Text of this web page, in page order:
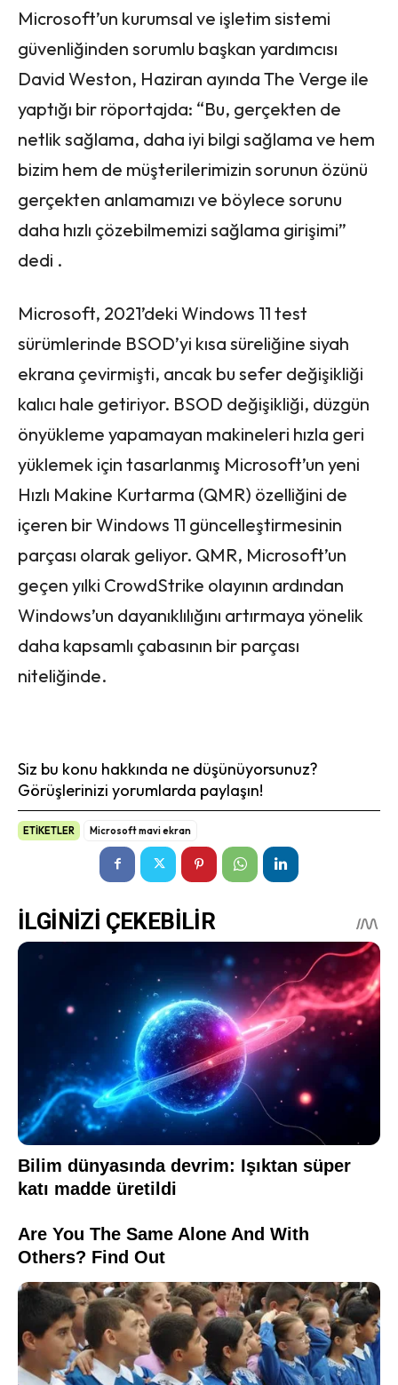
Microsoft’un kurumsal ve işletim sistemi
güvenliğinden sorumlu başkan yardımcısı
David Weston, Haziran ayında The Verge ile
yaptığı bir röportajda: “Bu, gerçekten de
netlik sağlama, daha iyi bilgi sağlama ve hem
bizim hem de müşterilerimizin sorunun özünü
gerçekten anlamamızı ve böylece sorunu
daha hızlı çözebilmemizi sağlama girişimi”
dedi .
Microsoft, 2021’deki Windows 11 test
sürümlerinde BSOD’yi kısa süreliğine siyah
ekrana çevirmişti, ancak bu sefer değişikliği
kalıcı hale getiriyor. BSOD değişikliği, düzgün
önyükleme yapamayan makineleri hızla geri
yüklemek için tasarlanmış Microsoft’un yeni
Hızlı Makine Kurtarma (QMR) özelliğini de
içeren bir Windows 11 güncelleştirmesinin
parçası olarak geliyor. QMR, Microsoft’un
geçen yılki CrowdStrike olayının ardından
Windows’un dayanıklılığını artırmaya yönelik
daha kapsamlı çabasının bir parçası
niteliğinde.
Siz bu konu hakkında ne düşünüyorsunuz?
Görüşlerinizi yorumlarda paylaşın!
ETİKETLER Microsoft mavi ekran